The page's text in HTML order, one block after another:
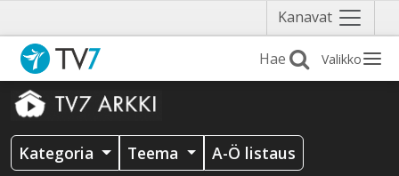
Kanavat Näytä
valikko
Valikko
Kategoria Teema A-Ö listaus